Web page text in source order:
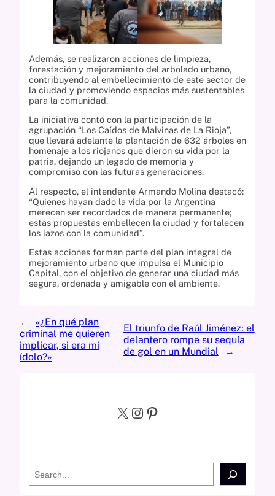
Además, se realizaron acciones de limpieza,
forestación y mejoramiento del arbolado urbano,
contribuyendo al embellecimiento de este sector de
la ciudad y promoviendo espacios más sustentables
para la comunidad.
La iniciativa contó con la participación de la
agrupación “Los Caídos de Malvinas de La Rioja”,
que llevará adelante la plantación de 632 árboles en
homenaje a los riojanos que dieron su vida por la
patria, dejando un legado de memoria y
compromiso con las futuras generaciones.
Al respecto, el intendente Armando Molina destacó:
“Quienes hayan dado la vida por la Argentina
merecen ser recordados de manera permanente;
estas propuestas embellecen la ciudad y fortalecen
los lazos con la comunidad”.
Estas acciones forman parte del plan integral de
mejoramiento urbano que impulsa el Municipio
Capital, con el objetivo de generar una ciudad más
segura, ordenada y amigable con el ambiente.
←
«¿En qué plan
criminal me quieren
implicar, si era mi
ídolo?»
El triunfo de Raúl Jiménez: el
delantero rompe su sequía
de gol en un Mundial
→
X Instagram Pinterest